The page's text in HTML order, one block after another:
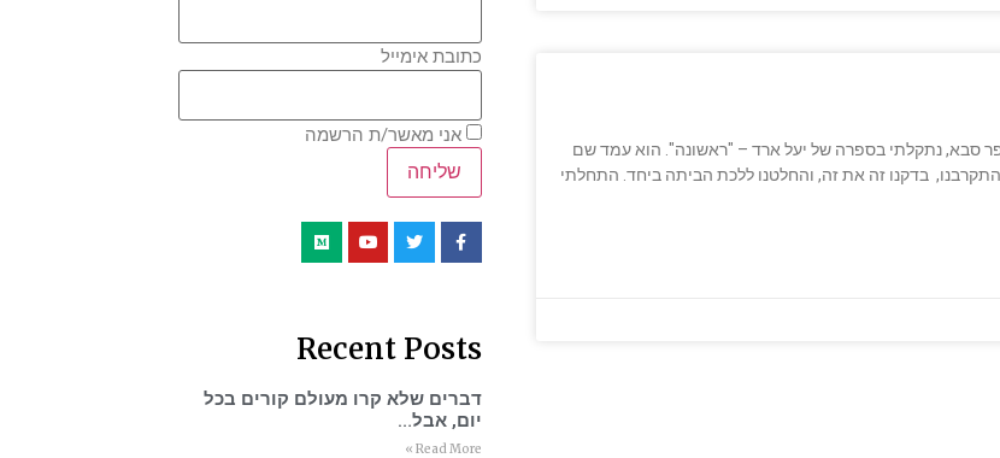
סבא, נתקלתי בספרה של יעל ארד – "ראשונה". הוא עמד שם
בדקנו זה את זה, והחלטנו ללכת הביתה ביחד. התחלתי
כתובת אימייל
אני מאשר/ת הרשמה
Recent Posts
דברים שלא קרו מעולם קורים בכל
יום, אבל…
Read More »